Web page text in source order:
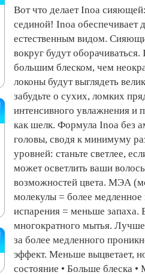
Вот что делает Inoa
сединой! Inoa обеспечивает
естественным видом.
вокруг будут
большим блеском, чем
локоны будут выглядеть
забудьте о сухих, ломких
интенсивного увлажнения и
как шелк. Формула Inoa без
головы, сводя к минимуму
уровней: станьте светлее,
может осветлить ваши
возможностей цвета. МЭА
молекулы = более
испарения = меньше запаха.
многократного мытья.
за более медленного
эффект. Меньше выцветает,
состояние • Больше блеска